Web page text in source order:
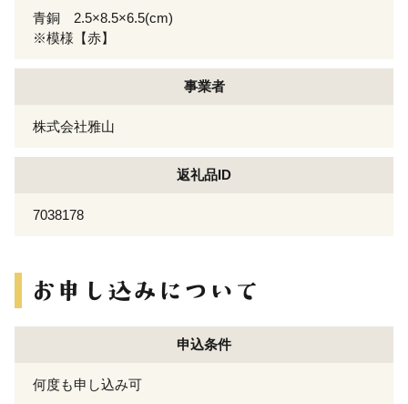
青銅 2.5×8.5×6.5(cm)
※模様【赤】
事業者
株式会社雅山
返礼品ID
7038178
申込条件
何度も申し込み可